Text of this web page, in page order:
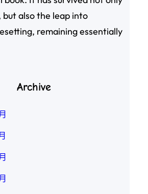
also the leap into
remaining essentially
Archive